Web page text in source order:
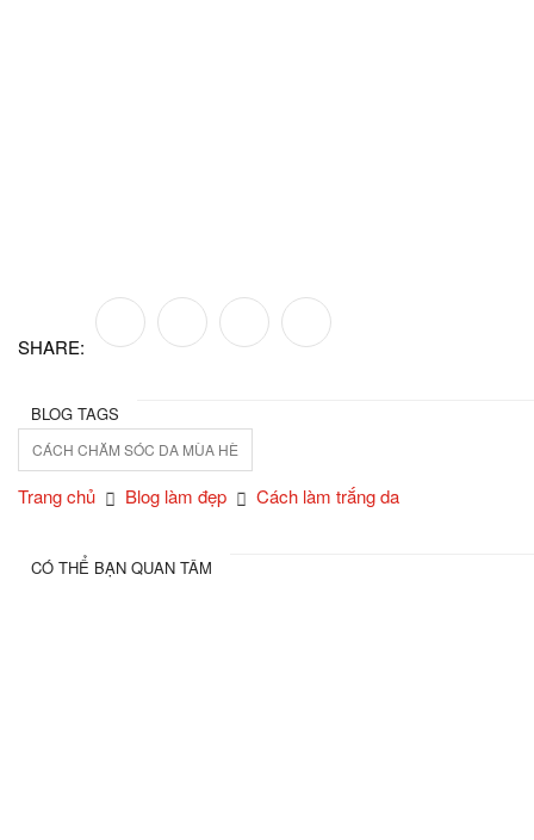
SHARE:
BLOG TAGS
CÁCH CHĂM SÓC DA MÙA HÈ
Trang chủ Blog làm đẹp Cách làm trắng da
CÓ THỂ BẠN QUAN TÂM